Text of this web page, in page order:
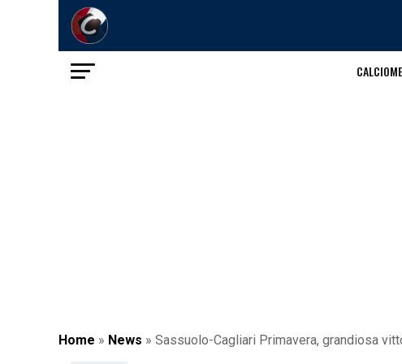
Home » News » Sassuolo-Cagliari Primavera, grandiosa